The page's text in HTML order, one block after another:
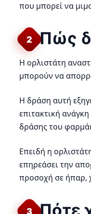
που μπορεί να
2 Πώς
Η ορλιστάτη
μπορούν να
Η δράση αυτή
επιτακτική
δράσης του
Επειδή η
επηρεάσει την
προσοχή σε ήπαρ,
3 Πότε